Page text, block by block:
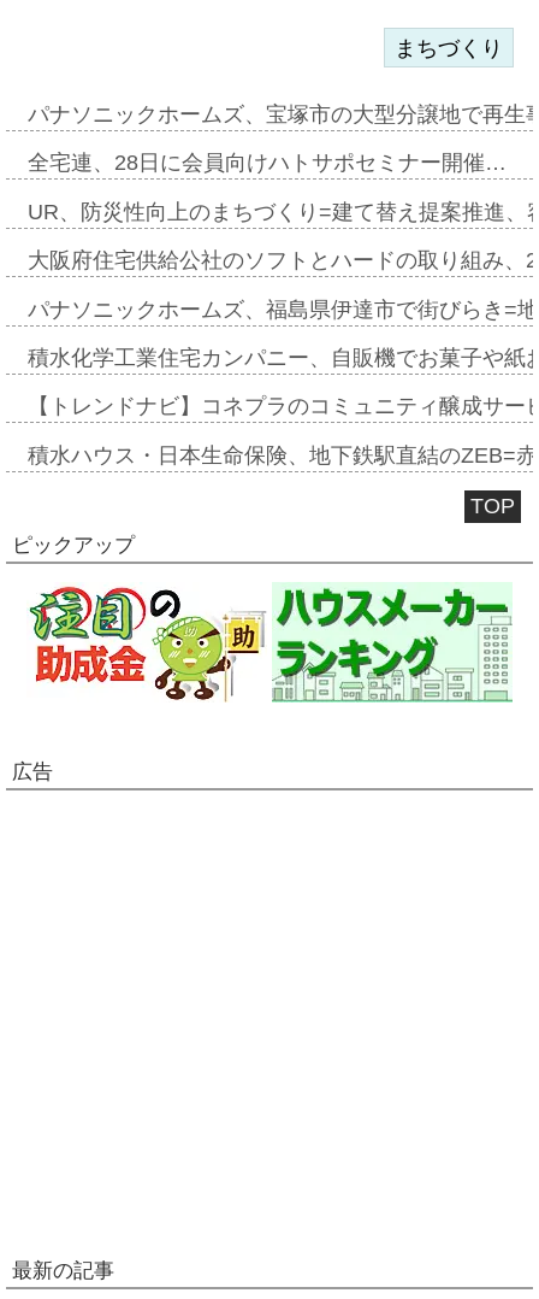
まちづくり
パナソニックホームズ、宝塚市の大型分譲地で再
全宅連、28日に会員向けハトサポセミナー開催…
UR、防災性向上のまちづくり=建て替え提案推進
大阪府住宅供給公社のソフトとハードの取り組み
パナソニックホームズ、福島県伊達市で街びらき=
積水化学工業住宅カンパニー、自販機でお菓子や
【トレンドナビ】コネプラのコミュニティ醸成サ
積水ハウス・日本生命保険、地下鉄駅直結のZEB=
TOP
ピックアップ
広告
最新の記事